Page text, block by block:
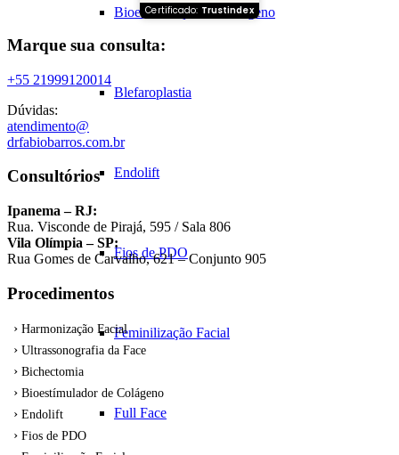
Bioestimulação de Colágeno
Blefaroplastia
Endolift
Fios de PDO
Feminilização Facial
Full Face
Certificado: Trustindex
Marque sua consulta:
+55 21999120014
Dúvidas:
atendimento@
drfabiobarros.com.br
Consultórios
Ipanema – RJ:
Rua. Visconde de Pirajá, 595 / Sala 806
Vila Olímpia – SP:
Rua Gomes de Carvalho, 621 – Conjunto 905
Procedimentos
Harmonização Facial
Ultrassonografia da Face
Bichectomia
Bioestímulador de Colágeno
Endolift
Fios de PDO